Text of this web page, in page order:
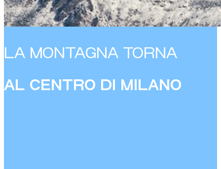
LA MONTAGNA TORNA
AL CENTRO DI MILANO